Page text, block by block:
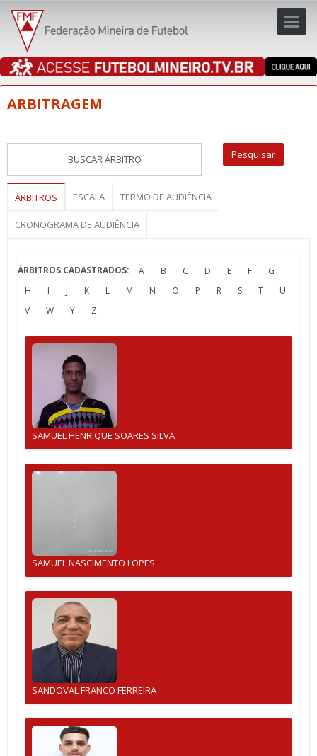
ARBITRAGEM
ÁRBITROS ESCALA TERMO DE AUDIÊNCIA
CRONOGRAMA DE AUDIÊNCIA
ÁRBITROS CADASTRADOS: A B C D E F
G
H
I J K L M N O P R S T
U
V
W Y Z
SAMUEL HENRIQUE SOARES SILVA
SAMUEL NASCIMENTO LOPES
SANDOVAL FRANCO FERREIRA